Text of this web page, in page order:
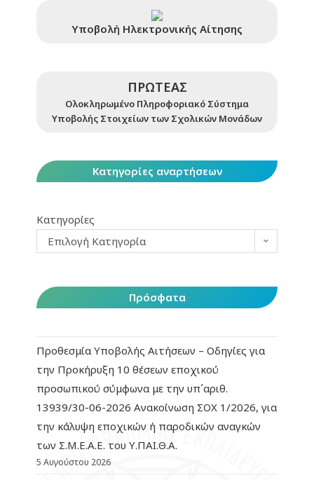
Υποβολή Ηλεκτρονικής Αίτησης
ΠΡΩΤΕΑΣ
Ολοκληρωμένο Πληροφοριακό Σύστημα
Υποβολής Στοιχείων των Σχολικών Μονάδων
Κατηγορίες αναρτήσεων
Κατηγορίες
Επιλογή Κατηγορία
Πρόσφατα
Προθεσμία Υποβολής Αιτήσεων – Οδηγίες για
την Προκήρυξη 10 θέσεων εποχικού
προσωπικού σύμφωνα με την υπ΄αριθ.
13939/30-06-2026 Ανακοίνωση ΣΟΧ 1/2026, για
την κάλυψη εποχικών ή παροδικών αναγκών
των Σ.Μ.Ε.Α.Ε. του Υ.ΠΑΙ.Θ.Α.
5 Αυγούστου 2026